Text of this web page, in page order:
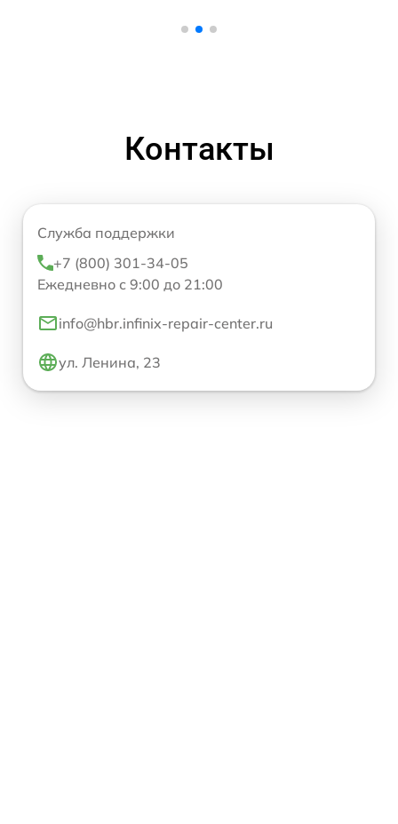
Контакты
Служба поддержки
+7 (800) 301-34-05
Ежедневно с 9:00 до 21:00
info@hbr.infinix-repair-center.ru
ул. Ленина, 23